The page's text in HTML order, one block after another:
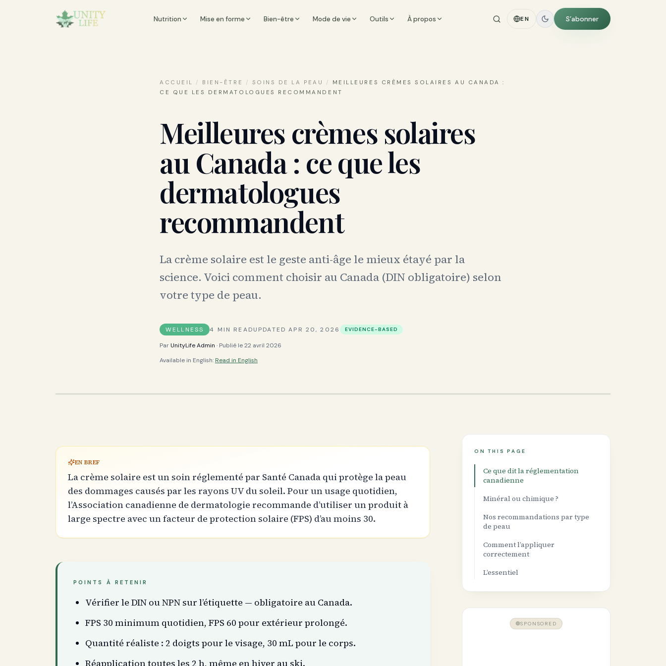
Nutrition Mise en forme Bien-être Mode de vie Outils À propos EN S’abonner
ACCUEIL / BIEN-ÊTRE / SOINS DE LA PEAU /
MEILLEURES CRÈMES SOLAIRES AU CANADA :
CE QUE LES DERMATOLOGUES RECOMMANDENT
Meilleures crèmes solaires
au Canada : ce que les
dermatologues
recommandent
La crème solaire est le geste anti-âge le mieux étayé par la
science. Voici comment choisir au Canada (DIN obligatoire) selon
votre type de peau.
WELLNESS 4 MIN READUPDATED APR 20, 2026 EVIDENCE-BASED
ParUnityLife Admin · Publié le22 avril 2026
Available in English: Read in English
EN BREF
La crème solaire est un soin réglementé par Santé Canada qui protège la peau
des dommages causés par les rayons UV du soleil. Pour un usage quotidien,
l’Association canadienne de dermatologie recommande d’utiliser un produit à
large spectre avec un facteur de protection solaire (FPS) d’au moins 30.
POINTS À RETENIR
Vérifier le DIN ou NPN sur l’étiquette — obligatoire au Canada.
FPS 30 minimum quotidien, FPS 60 pour extérieur prolongé.
Quantité réaliste : 2 doigts pour le visage, 30 mL pour le corps.
Réapplication toutes les 2 h, même en hiver au ski.
ON THIS PAGE
Ce que dit la réglementation
canadienne
Minéral ou chimique ?
Nos recommandations par type
de peau
Comment l’appliquer
correctement
L’essentiel
SPONSORED